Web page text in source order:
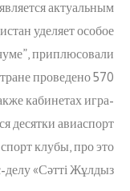
актуальным
уделяет особое
приплюсовали
проведено 570
кабинетах игра-
десятки авиаспорт
клубы, про это
«Сәтті Жұлдыз».